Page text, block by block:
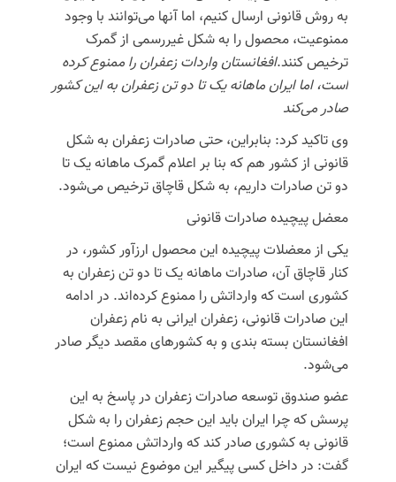
به روش قانونی ارسال کنیم، اما آنها می‌توانند با وجود
ممنوعیت، محصول را به شکل غیررسمی از گمرک
ترخیص کنند.‌افغانستان واردات زعفران را ممنوع کرده
است، اما ایران ماهانه یک تا دو تن زعفران به این کشور
صادر می‌کند
وی تاکید کرد: بنابراین، حتی صادرات زعفران به شکل
قانونی از کشور هم که بنا بر اعلام گمرک ماهانه یک تا
دو تن صادرات داریم، به شکل قاچاق ترخیص می‌شود.
معضل پیچیده صادرات قانونی
یکی از معضلات پیچیده این محصول ارزآور کشور، در
کنار قاچاق آن، صادرات ماهانه یک تا دو تن زعفران به
کشوری است که وارداتش را ممنوع کرده‌اند. در ادامه
این صادرات قانونی، زعفران ایرانی به نام زعفران
افغانستان بسته بندی و به کشورهای مقصد دیگر صادر
می‌شود.
عضو صندوق توسعه صادرات زعفران در پاسخ به این
پرسش که چرا ایران باید این حجم زعفران را به شکل
قانونی به کشوری صادر کند که وارداتش ممنوع است؛
گفت: در داخل کسی پیگیر این موضوع نیست که ایران